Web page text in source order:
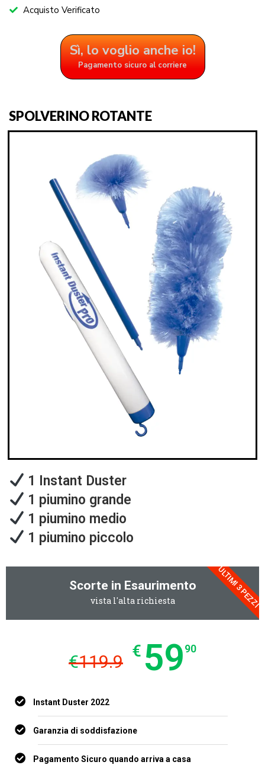
Acquisto Verificato
Sì, lo voglio anche io!
Pagamento sicuro al corriere
SPOLVERINO ROTANTE
1 Instant Duster
1 piumino grande
1 piumino medio
1 piumino piccolo
Scorte in Esaurimento
vista l'alta richiesta
€119.9 € 5990
Instant Duster 2022
Garanzia di soddisfazione
Pagamento Sicuro quando arriva a casa
ULTIMI 3 PEZZI